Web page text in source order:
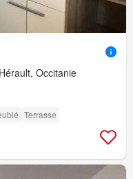
Occitanie
Terrasse